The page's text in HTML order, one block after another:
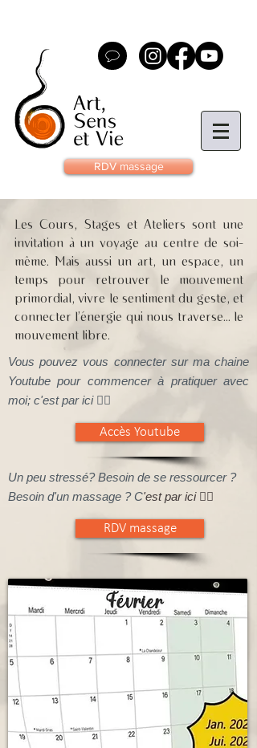
RDV massage
Les Cours, Stages et Ateliers sont une
invitation à un voyage au centre de soi-
même. Mais aussi un art, un espace, un
temps pour retrouver le mouvement
primordial, vivre le sentiment du geste, et
connecter l’énergie qui nous traverse... le
mouvement libre.
Vous pouvez vous connecter sur ma chaine
Youtubepour commencer à pratiquer avec
moi; c'est par ici 👉🏻
Accès Youtube
Un peu stressé? Besoin de se ressourcer ?
Besoin d'un massage ? C'est par ici 👉🏻
RDV massage